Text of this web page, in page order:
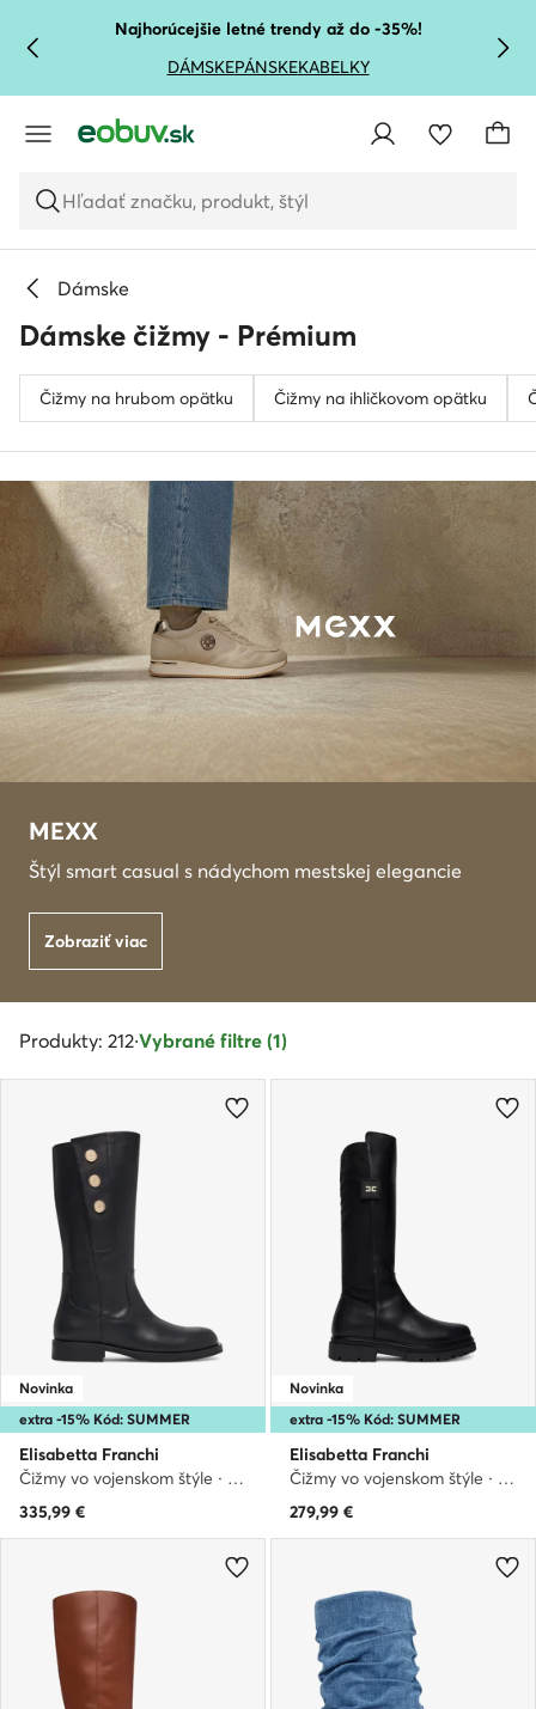
PREJSŤ NA HLAVNÝ OBSAH
PREJSŤ NA VYHĽADÁVANIE
Najhorúcejšie letné trendy až do -35%!
DÁMSKEPÁNSKEKABELKY
Hľadať značku, produkt, štýl
Dámske
Dámske čižmy - Prémium
Čižmy na hrubom opätku Čižmy na ihličkovom opätku
MEXX
Štýl smart casual s nádychom mestskej elegancie
Zobraziť viac
Produkty: 212·Vybrané filtre (1)
extra -15% Kód: SUMMER
Novinka
Elisabetta Franchi
Čižmy vo vojenskom štýle · Čierna
335,99 €
extra -15% Kód: SUMMER
Novinka
Elisabetta Franchi
Čižmy vo vojenskom štýle · Čierna
279,99 €